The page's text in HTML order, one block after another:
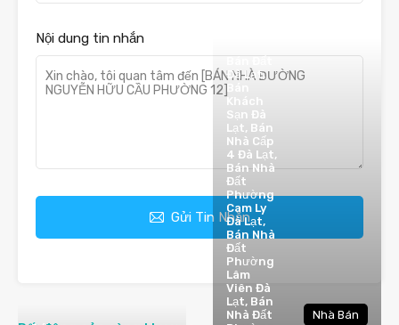
Nội dung tin nhắn
Gửi Tin Nhắn
Đà Lạt,
Bán
Khách
Sạn Đà
Lạt, Bán
Nhà Cấp
4 Đà Lạt,
Bán Nhà
Đất
Phường
Cam Ly
Đà Lạt,
Bán Nhà
Đất
Phường
Lâm
Viên Đà
Lạt, Bán
Nhà Đất
Nhà Bán